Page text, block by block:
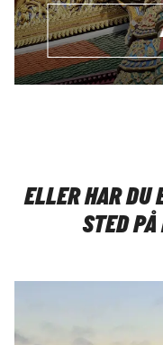
ELLER HAR DU
STED